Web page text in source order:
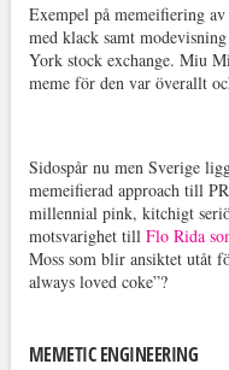
Exempel på memeifiering
med klack samt
York stock exchange. Miu
meme för den var överallt
Sidospår nu men Sverige
memeifierad approach till
millennial pink, kitchigt
motsvarighet tillFlo Rida
Moss som blir ansiktet utåt
always loved coke”?
MEMETIC ENGINEERING